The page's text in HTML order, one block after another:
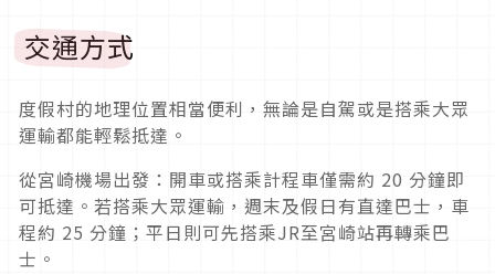
交通方式
度假村的地理位置相當便利，無論是自駕或是搭乘大眾
運輸都能輕鬆抵達。
從宮崎機場出發：開車或搭乘計程車僅需約 20 分鐘即
可抵達。若搭乘大眾運輸，週末及假日有直達巴士，車
程約 25 分鐘；平日則可先搭乘JR至宮崎站再轉乘巴
士。